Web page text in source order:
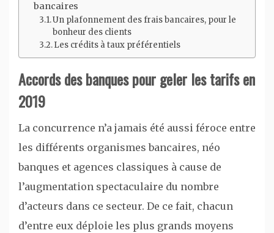
bancaires
Un plafonnement des frais bancaires, pour le
bonheur des clients
Les crédits à taux préférentiels
Accords des banques pour geler les tarifs en
2019
La concurrence n’a jamais été aussi féroce entre
les différents organismes bancaires, néo
banques et agences classiques à cause de
l’augmentation spectaculaire du nombre
d’acteurs dans ce secteur. De ce fait, chacun
d’entre eux déploie les plus grands moyens